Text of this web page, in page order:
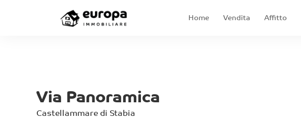
Home Vendita Affitto
Via Panoramica
Castellammare di Stabia